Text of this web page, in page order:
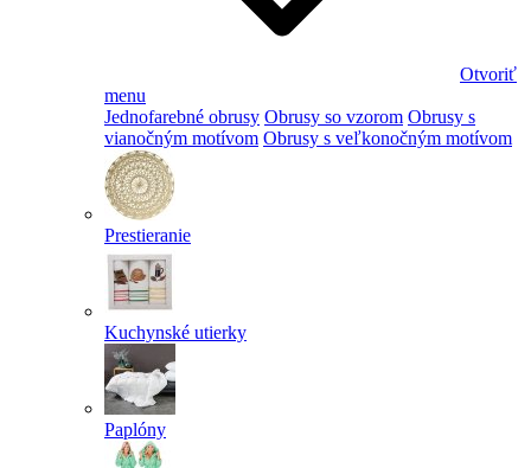
Otvoriť
menu
Jednofarebné obrusy Obrusy so vzorom Obrusy s
vianočným motívom Obrusy s veľkonočným motívom
Prestieranie
Kuchynské utierky
Paplóny